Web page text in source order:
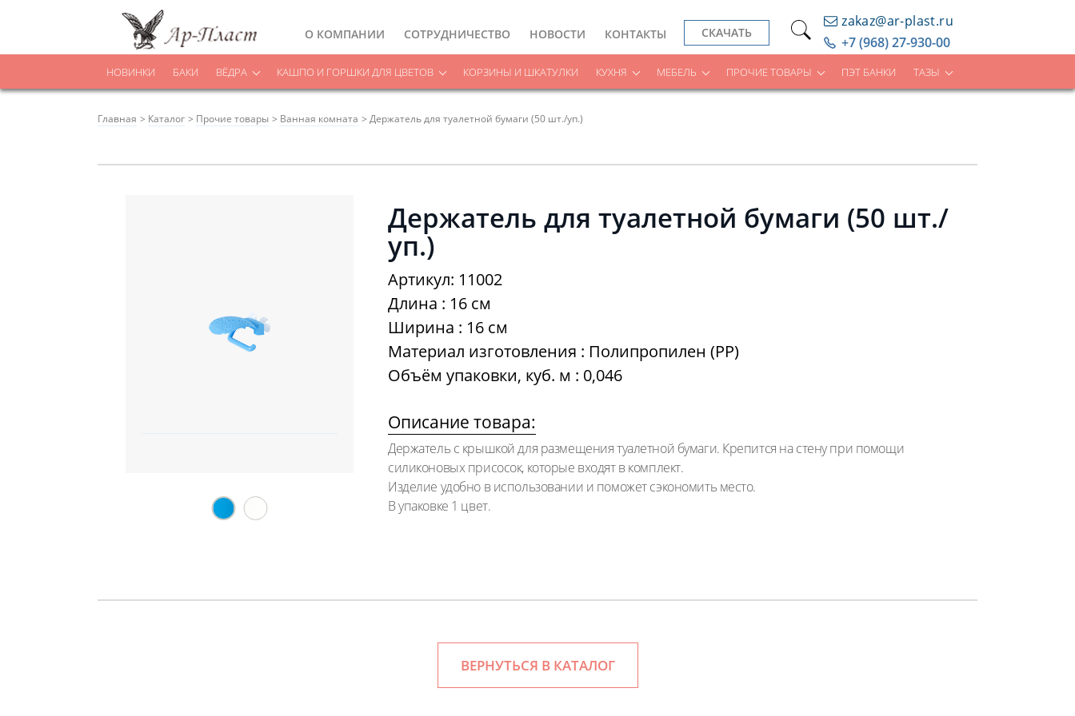
О КОМПАНИИ СОТРУДНИЧЕСТВО НОВОСТИ КОНТАКТЫ СКАЧАТЬ
zakaz@ar-plast.ru
+7 (968) 27-930-00
НОВИНКИ БАКИ ВЁДРА КАШПО И ГОРШКИ ДЛЯ ЦВЕТОВ КОРЗИНЫ И ШКАТУЛКИ КУХНЯ МЕБЕЛЬ ПРОЧИЕ ТОВАРЫ ПЭТ БАНКИ ТАЗЫ
Главная Каталог Прочие товары Ванная комната Держатель для туалетной бумаги (50 шт./уп.)
Держатель для туалетной бумаги (50 шт./
уп.)
Артикул: 11002
Длина : 16 см
Ширина : 16 см
Материал изготовления : Полипропилен (PP)
Объём упаковки, куб. м : 0,046
Описание товара:
Держатель с крышкой для размещения туалетной бумаги. Крепится на стену при помощи
силиконовых присосок, которые входят в комплект.
Изделие удобно в использовании и поможет сэкономить место.
В упаковке 1 цвет.
ВЕРНУТЬСЯ В КАТАЛОГ